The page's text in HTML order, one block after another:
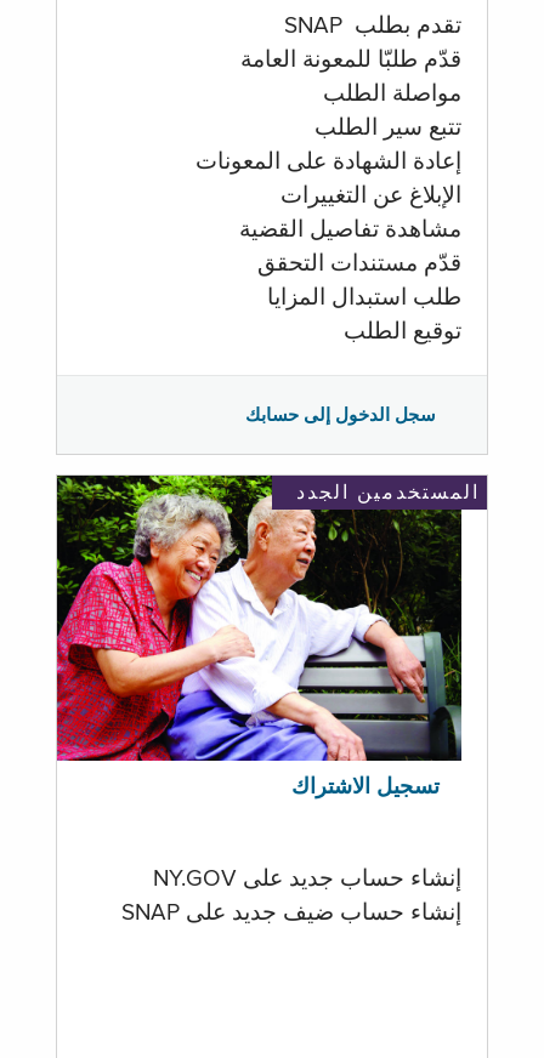
تقدم بطلب SNAP
قدّم طلبّا للمعونة العامة
مواصلة الطلب
تتبع سير الطلب
إعادة الشهادة على المعونات
الإبلاغ عن التغييرات
مشاهدة تفاصيل القضية
قدّم مستندات التحقق
طلب استبدال المزايا
توقيع الطلب
سجل الدخول إلى حسابك
المستخدمين الجدد
تسجيل الاشتراك
إنشاء حساب جديد على NY.GOV
إنشاء حساب ضيف جديد على SNAP